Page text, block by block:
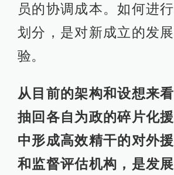
员的协调成本。如何进
划分，是对新成立的发
验。
从目前的架构和设想来
抽回各自为政的碎片化
中形成高效精干的对外
和监督评估机构，是发